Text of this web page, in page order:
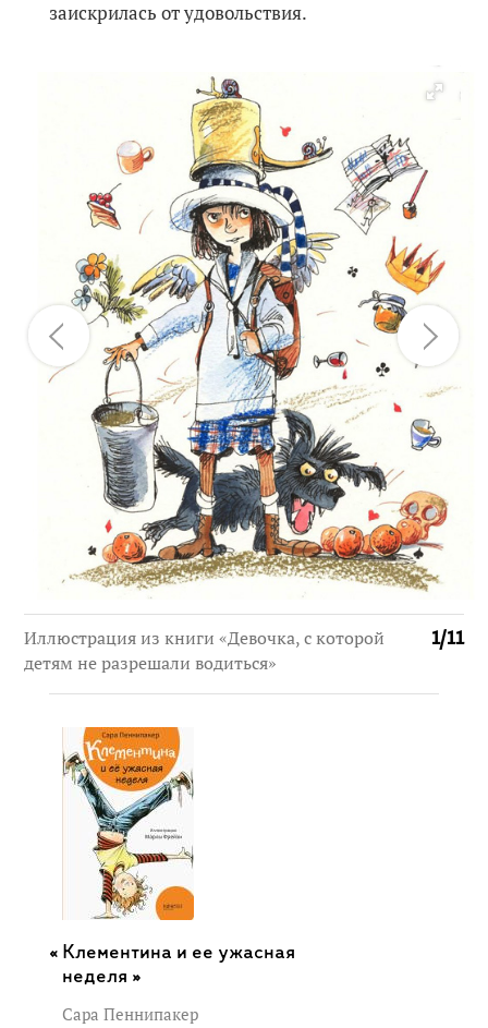
заискрилась от удовольствия.
1/11
Иллюстрация из книги «Девочка, с которой
детям не разрешали водиться»
Клементина и ее ужасная
неделя »
Сара Пеннипакер